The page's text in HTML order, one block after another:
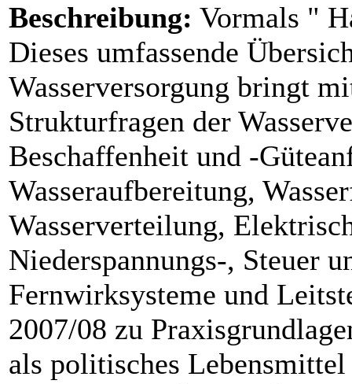
Beschreibung: Vormals "
Dieses umfassende
Wasserversorgung bringt
Strukturfragen der
Beschaffenheit und -
Wasseraufbereitung,
Wasserverteilung,
Niederspannungs-, Steuer
Fernwirksysteme und
2007/08 zu
als politisches